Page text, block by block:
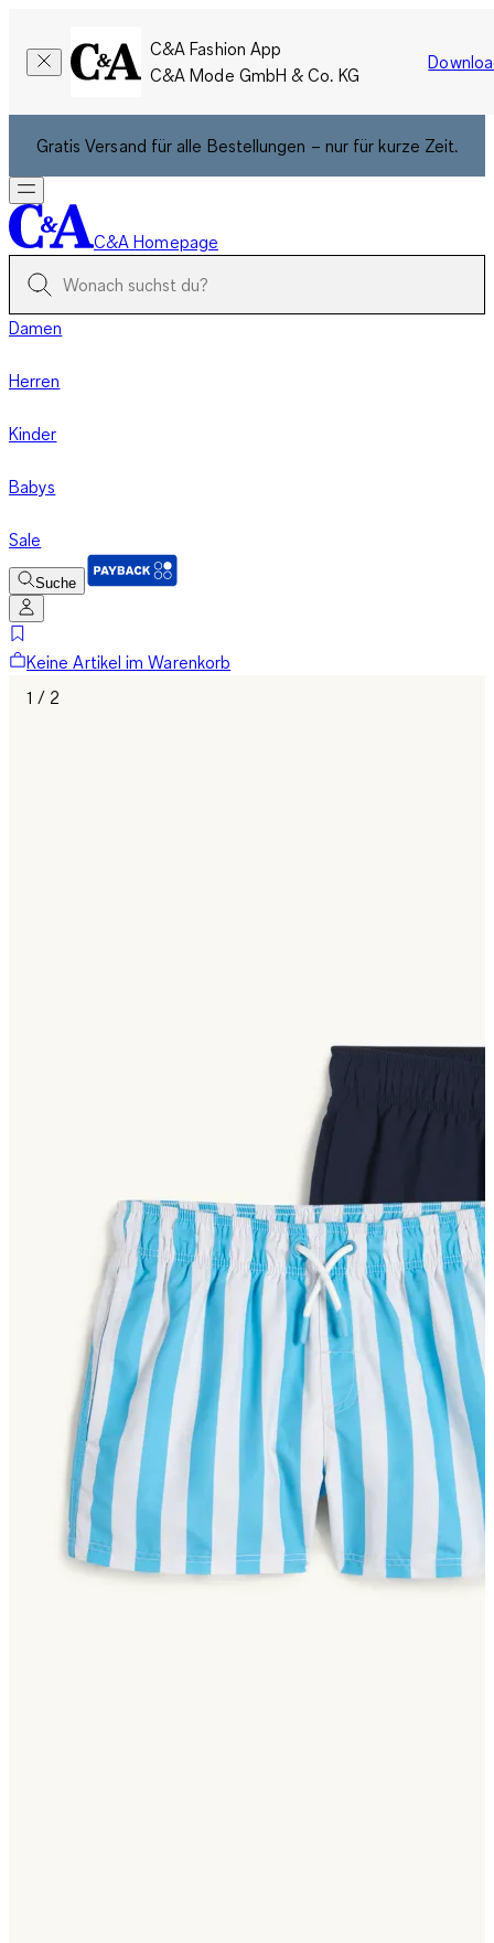
C&A Fashion App
C&A Mode GmbH & Co. KG
Gratis Versand für alle Bestellungen – nur für kurze Zeit.
C&A Homepage
Damen
Herren
Kinder
Babys
Sale
Suche
Keine Artikel im Warenkorb
1 / 2